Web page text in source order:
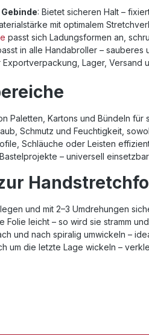
: Bietet sicheren Halt –
mit optimalem
passt sich Ladungsformen an,
in alle Handabroller – sauberes
Exportverpackung, Lager, Versand
Paletten, Kartons und Bündeln für
Schmutz und Feuchtigkeit,
Schläuche oder Leisten
– universell einsetzbar
und mit 2–3 Umdrehungen
Folie leicht – so wird sie stramm
und nach spiralig umwickeln –
um die letzte Lage wickeln –